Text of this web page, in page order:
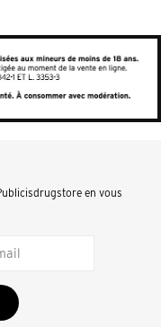
en vous